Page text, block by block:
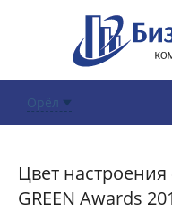
Орёл
Цвет
GREEN Awards